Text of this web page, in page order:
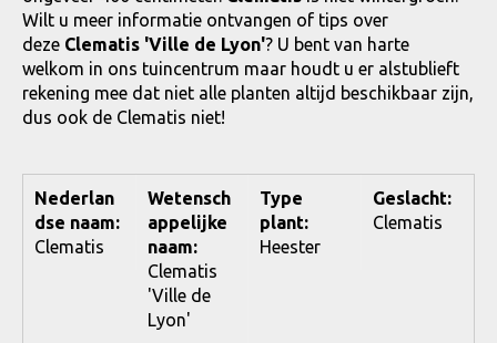
Wilt u meer informatie ontvangen of tips over
deze Clematis 'Ville de Lyon'? U bent van harte
welkom in ons tuincentrum maar houdt u er alstublieft
rekening mee dat niet alle planten altijd beschikbaar zijn,
dus ook de Clematis niet!
Nederlan
dse naam:
Clematis
Wetensch
appelijke
naam:
Clematis
'Ville de
Lyon'
Type
plant:
Heester
Geslacht:
Clematis